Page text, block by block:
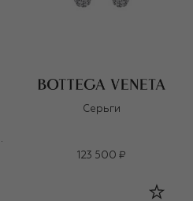
Серьги
123 500 ₽